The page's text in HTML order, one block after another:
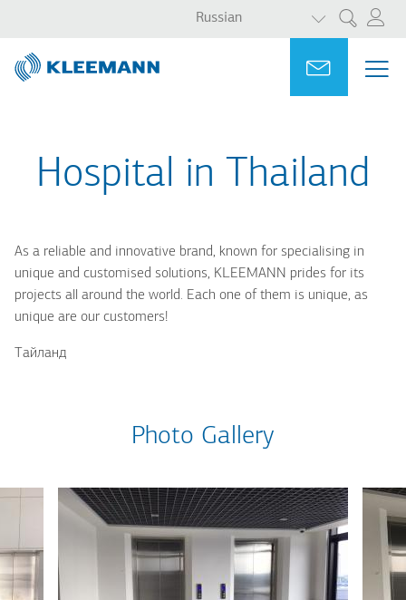
основному
содержанию
main
search
Поиск
Russian
СПИСОК
Ask for
Hospital in Thailand
As a reliable and innovative brand, known for specialising in
unique and customised solutions, KLEEMANN prides for its
projects all around the world. Each one of them is unique, as
unique are our customers!
Тайланд
Photo Gallery
Portal